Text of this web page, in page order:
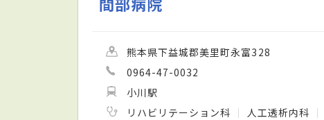
熊本県下益城郡美里町永富328
0964-47-0032
小川駅
リハビリテーション科
人工透析内科